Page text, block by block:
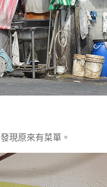
現原來有菜單。